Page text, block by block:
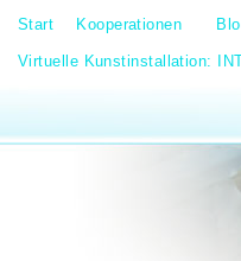
Start Kooperationen
Virtuelle Kunstinstallation: